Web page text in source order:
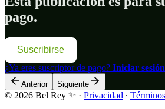
pago.
Suscribirse
¿Ya eres suscriptor de pago? Iniciar sesión
Anterior Siguiente
© 2026 Bel Rey ✨ · Privacidad ∙ Términos